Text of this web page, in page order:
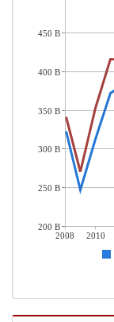
2008 2010
450 B
400 B
350 B
300 B
250 B
200 B